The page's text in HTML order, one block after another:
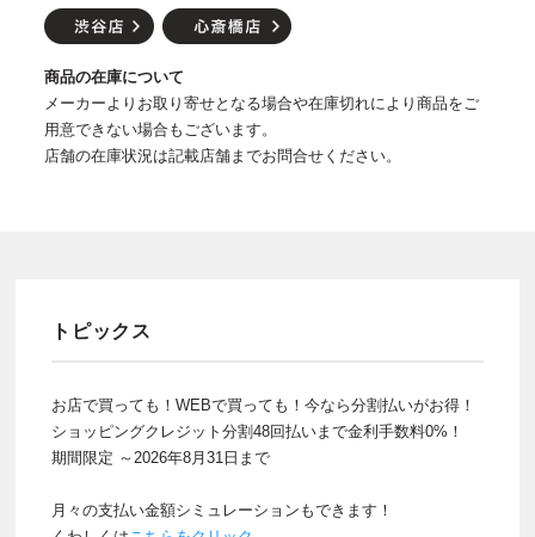
商品の在庫について
メーカーよりお取り寄せとなる場合や在庫切れにより商品をご
用意できない場合もございます。
店舗の在庫状況は記載店舗までお問合せください。
トピックス
お店で買っても！WEBで買っても！今なら分割払いがお得！
ショッピングクレジット分割48回払いまで金利手数料0%！
期間限定 ～2026年8月31日まで
月々の支払い金額シミュレーションもできます！